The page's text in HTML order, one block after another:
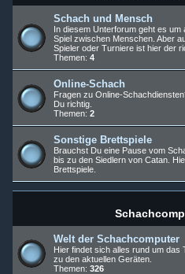
Schach und Mensch
In diesem Unterforum geht es
Spiel zwischen Menschen. Aber
Spieler oder Turniere ist hier der
Themen: 4
Online-Schach
Fragen zu Online-
Du richtig.
Themen: 2
Sonstige Brettspiele
Brauchst Du eine Pause vom
bis zu den Siedlern von Catan.
Brettspiele.
Welt der Schachcomputer
Hier findet sich alles rund um das
zu den aktuellen Geräten.
Themen: 326